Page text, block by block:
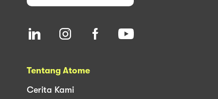
Tentang Atome
Cerita Kami